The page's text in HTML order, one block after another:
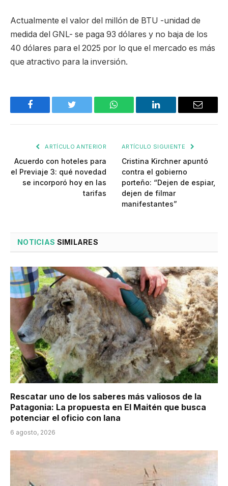
Actualmente el valor del millón de BTU -unidad de
medida del GNL- se paga 93 dólares y no baja de los
40 dólares para el 2025 por lo que el mercado es más
que atractivo para la inversión.
Facebook Twitter WhatsApp LinkedIn Email
ARTÍCULO ANTERIOR
Acuerdo con hoteles para
el Previaje 3: qué novedad
se incorporó hoy en las
tarifas
ARTÍCULO SIGUIENTE
Cristina Kirchner apuntó
contra el gobierno
porteño: “Dejen de espiar,
dejen de filmar
manifestantes”
NOTICIAS SIMILARES
Rescatar uno de los saberes más valiosos de la
Patagonia: La propuesta en El Maitén que busca
potenciar el oficio con lana
6 agosto, 2026